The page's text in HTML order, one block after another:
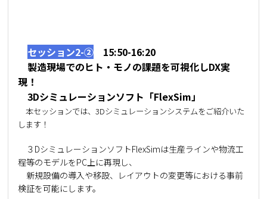
セッション2-② 15:50-16:20
製造現場でのヒト・モノの課題を可視化しDX実
現！
3Dシミュレーションソフト「FlexSim」
本セッションでは、3Dシミュレーションシステムをご紹介いた
します！
３DシミュレーションソフトFlexSimは生産ラインや物流工
程等のモデルをPC上に再現し、
新規設備の導入や移設、レイアウトの変更等における事前
検証を可能にします。